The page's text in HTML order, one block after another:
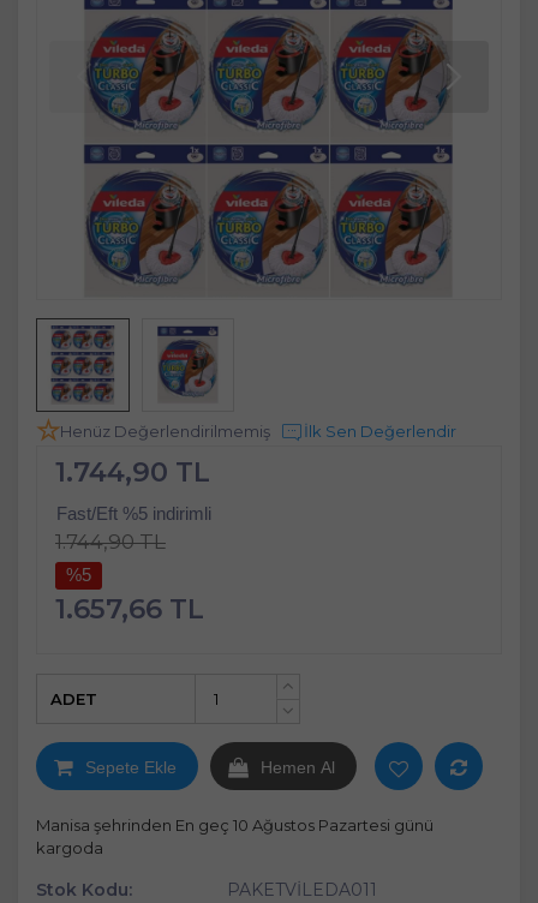
Henüz Değerlendirilmemiş İlk Sen Değerlendir
1.744,90 TL
Fast/Eft %5 indirimli
1.744,90 TL
%5
1.657,66 TL
+
ADET
Sepete Ekle Hemen Al
Manisa şehrinden En geç 10 Ağustos Pazartesi günü
kargoda
Stok Kodu:
PAKETVİLEDA011